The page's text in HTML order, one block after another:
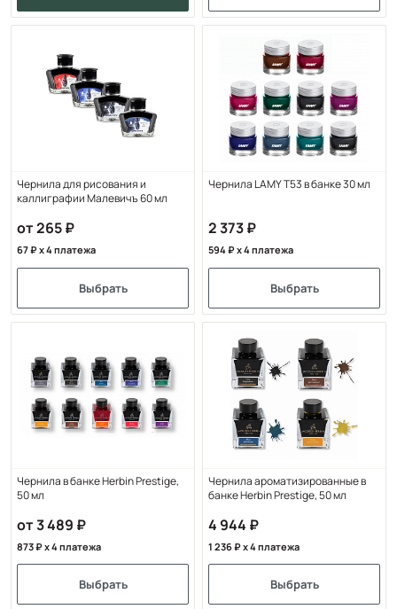
Чернила для рисования и
каллиграфии Малевичъ 60 мл
от 265
67 x 4 платежа
Выбрать
Чернила LAMY Т53 в банке 30 мл
2 373
594 x 4 платежа
Выбрать
Чернила в банке Herbin Prestige,
50 мл
от 3 489
873 x 4 платежа
Выбрать
Чернила ароматизированные в
банке Herbin Prestige, 50 мл
4 944
1 236 x 4 платежа
Выбрать